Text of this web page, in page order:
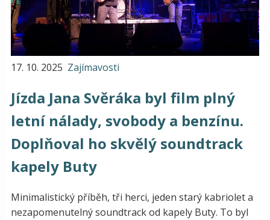
17. 10. 2025 Zajímavosti
Jízda Jana Svěráka byl film plný
letní nálady, svobody a benzínu.
Doplňoval ho skvělý soundtrack
kapely Buty
Minimalistický příběh, tři herci, jeden starý kabriolet a
nezapomenutelný soundtrack od kapely Buty. To byl